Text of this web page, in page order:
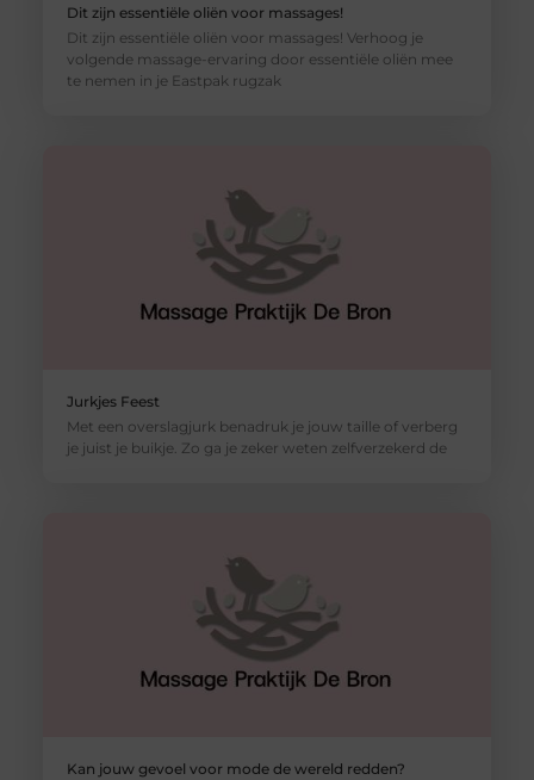
Dit zijn essentiële oliën voor massages!
Dit zijn essentiële oliën voor massages! Verhoog je
volgende massage-ervaring door essentiële oliën mee
te nemen in je Eastpak rugzak
Jurkjes Feest
Met een overslagjurk benadruk je jouw taille of verberg
je juist je buikje. Zo ga je zeker weten zelfverzekerd de
Kan jouw gevoel voor mode de wereld redden?